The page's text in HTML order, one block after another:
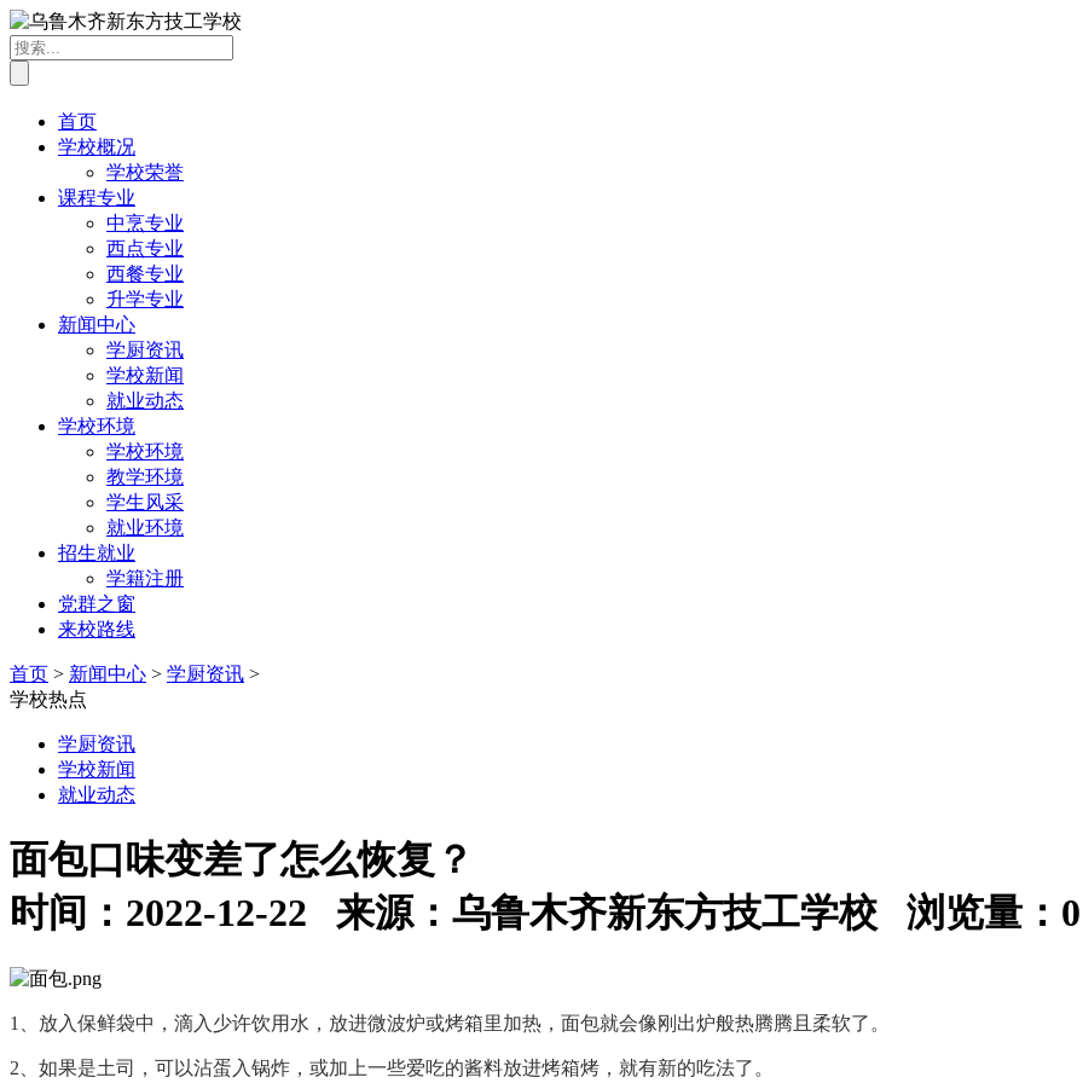
首页
学校概况
学校荣誉
课程专业
中烹专业
西点专业
西餐专业
升学专业
新闻中心
学厨资讯
学校新闻
就业动态
学校环境
学校环境
教学环境
学生风采
就业环境
招生就业
学籍注册
党群之窗
来校路线
首页 > 新闻中心 > 学厨资讯 >
学校热点
学厨资讯
学校新闻
就业动态
面包口味变差了怎么恢复？
时间：2022-12-22 来源：乌鲁木齐新东方技工学校 浏览量： 0
1 、放入保鲜袋中，滴入少许饮用水，放进微波炉或烤箱里加热，面包就会像刚出炉般热腾腾且柔软了。
2 、如果是土司，可以沾蛋入锅炸，或加上一些爱吃的酱料放进烤箱烤，就有新的吃法了。